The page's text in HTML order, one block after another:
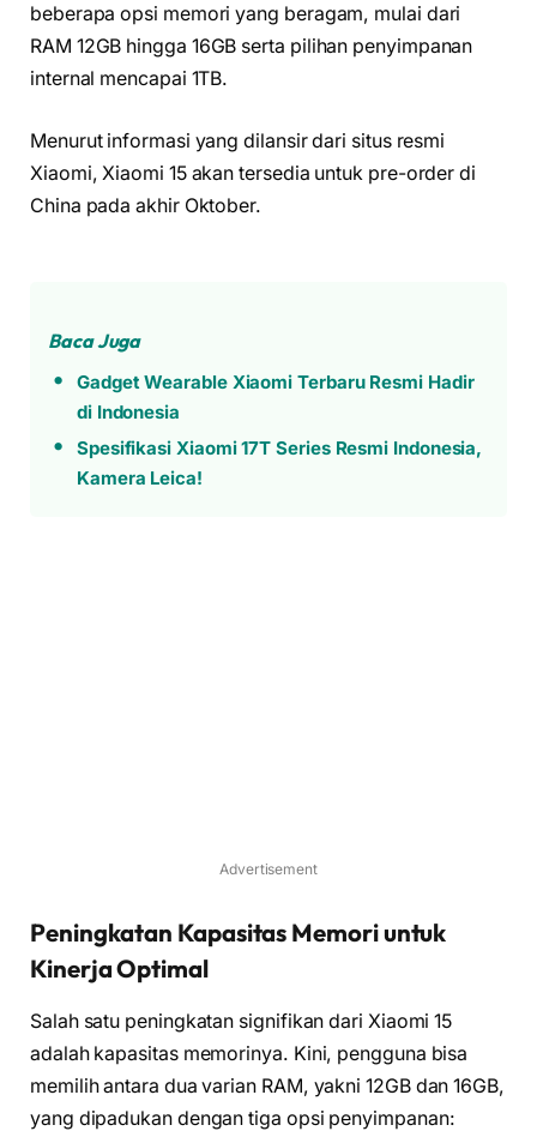
beberapa opsi memori yang beragam, mulai dari
RAM 12GB hingga 16GB serta pilihan penyimpanan
internal mencapai 1TB.
Menurut informasi yang dilansir dari situs resmi
Xiaomi, Xiaomi 15 akan tersedia untuk pre-order di
China pada akhir Oktober.
Baca Juga
Gadget Wearable Xiaomi Terbaru Resmi Hadir
di Indonesia
Spesifikasi Xiaomi 17T Series Resmi Indonesia,
Kamera Leica!
Advertisement
Peningkatan Kapasitas Memori untuk
Kinerja Optimal
Salah satu peningkatan signifikan dari Xiaomi 15
adalah kapasitas memorinya. Kini, pengguna bisa
memilih antara dua varian RAM, yakni 12GB dan 16GB,
yang dipadukan dengan tiga opsi penyimpanan: